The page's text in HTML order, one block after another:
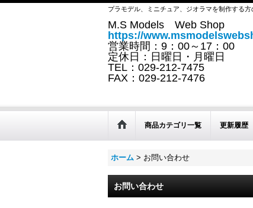
プラモデル、ミニチュア、ジオラマを制作する
M.S Models Web Shop
https://
営業時間：9：00～17：00
定休日：日曜日・月曜日
TEL：029-212-7475
FAX：029-212-7476
商品カテゴリ一覧 更新履歴
ホーム > お問い合わせ
お問い合わせ